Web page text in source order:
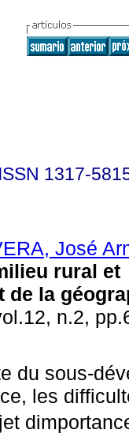
ISSN 1317-
José
rural et
de la
n.2,
du sous-
les